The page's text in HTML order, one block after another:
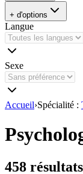
+ d'options
Langue
Sexe
Accueil›Spécialité :
458 résultats